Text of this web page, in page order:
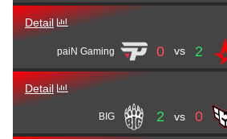
Detail
paiN Gaming 0 vs 2
Detail
BIG 2 vs 0